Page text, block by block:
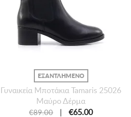
ΕΞΑΝΤΛΗΜΕΝΟ
Γυναικεία Mποτάκια Tamaris 25026
Μαύρο Δέρμα
€89.00 | €65.00